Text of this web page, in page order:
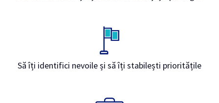
Să îți identifici nevoile și să îți stabilești prioritățile